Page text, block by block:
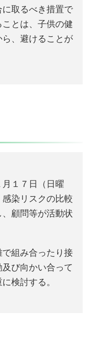
取るべき措置で
とは、子供の健
、避けることが
１７日（日曜
染リスクの比較
顧問等が活動状
組み合ったり接
び向かい合って
検討する。